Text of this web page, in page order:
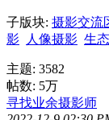
子版块: 摄影交流
影
人像摄影 生
主题: 3582
帖数: 5万
寻找业余摄影师